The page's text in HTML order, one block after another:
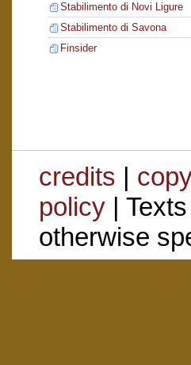
Stabilimento di Novi Ligure
Stabilimento di Savona
Finsider
credits |
policy|
otherwise